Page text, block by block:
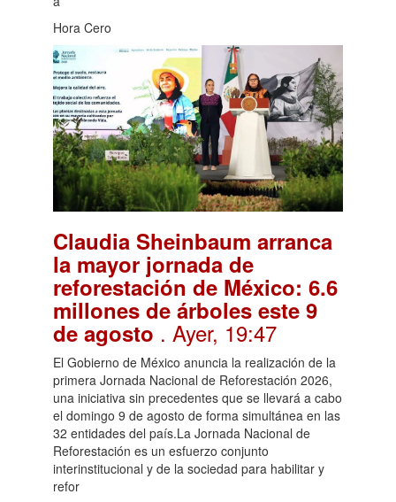
Hora Cero
Claudia Sheinbaum arranca
la mayor jornada de
reforestación de México: 6.6
millones de árboles este 9
de agosto . Ayer, 19:47
El Gobierno de México anuncia la realización de la
primera Jornada Nacional de Reforestación 2026,
una iniciativa sin precedentes que se llevará a cabo
el domingo 9 de agosto de forma simultánea en las
32 entidades del país.La Jornada Nacional de
Reforestación es un esfuerzo conjunto
interinstitucional y de la sociedad para habilitar y
refor